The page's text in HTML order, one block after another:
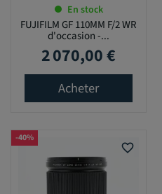
En stock
FUJIFILM GF 110MM F/2 WR
d'occasion -...
Prix
2 070,00 €
Acheter
favorite_border
-40%